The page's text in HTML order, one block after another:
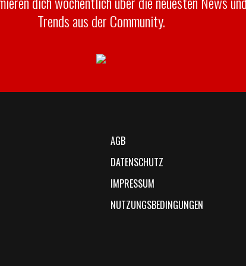
Trends aus der Community.
AGB
DATENSCHUTZ
IMPRESSUM
NUTZUNGSBEDINGUNGEN